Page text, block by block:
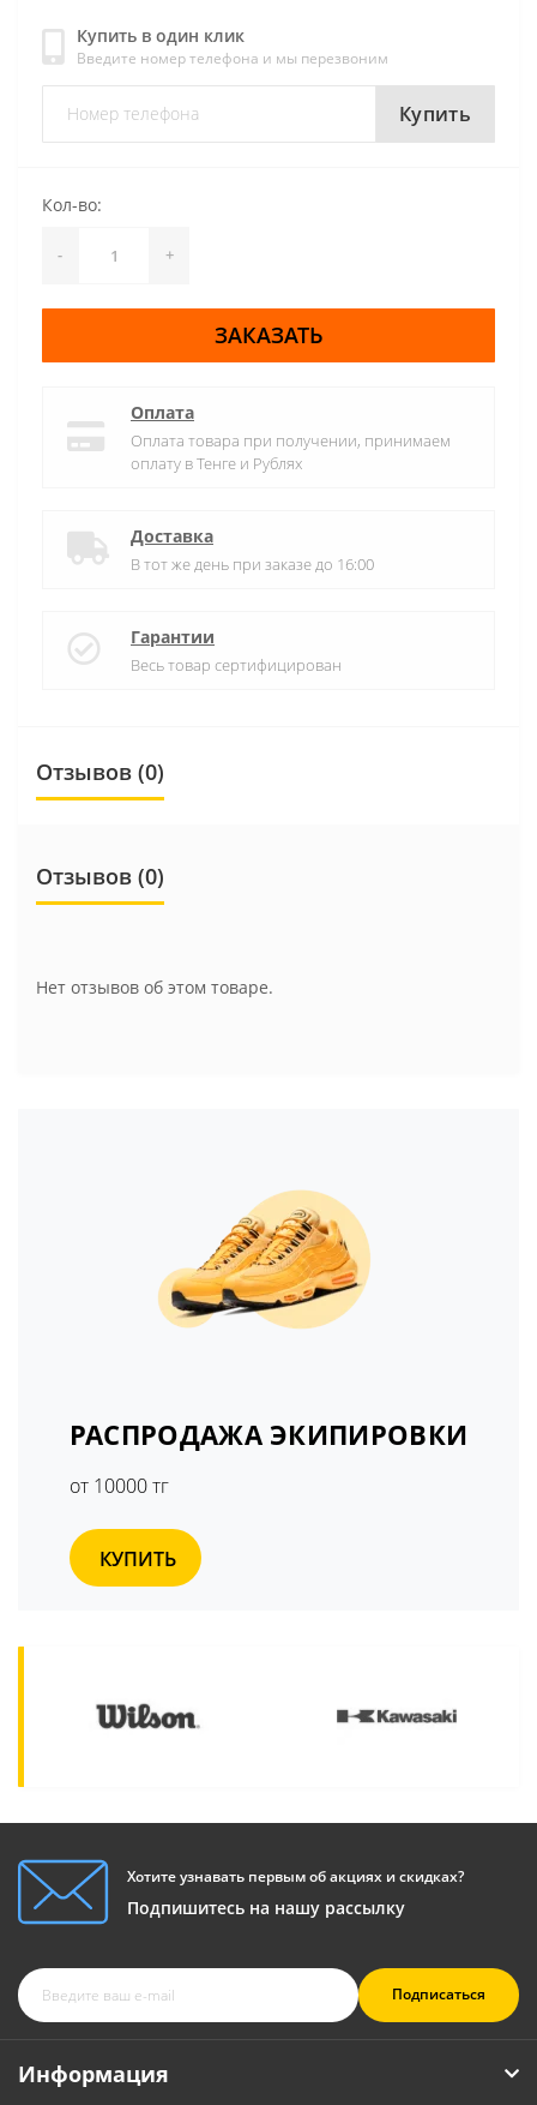
Купить в один клик
Введите номер телефона и мы перезвоним
Купить
Кол-во:
- +
ЗАКАЗАТЬ
Оплата
Оплата товара при получении, принимаем
оплату в Тенге и Рублях
Доставка
В тот же день при заказе до 16:00
Гарантии
Весь товар сертифицирован
Отзывов (0)
Отзывов (0)
Нет отзывов об этом товаре.
РАСПРОДАЖА ЭКИПИРОВКИ
от 10000 тг
КУПИТЬ
Хотите узнавать первым об акциях и скидках?
Подпишитесь на нашу рассылку
Подписаться
Информация